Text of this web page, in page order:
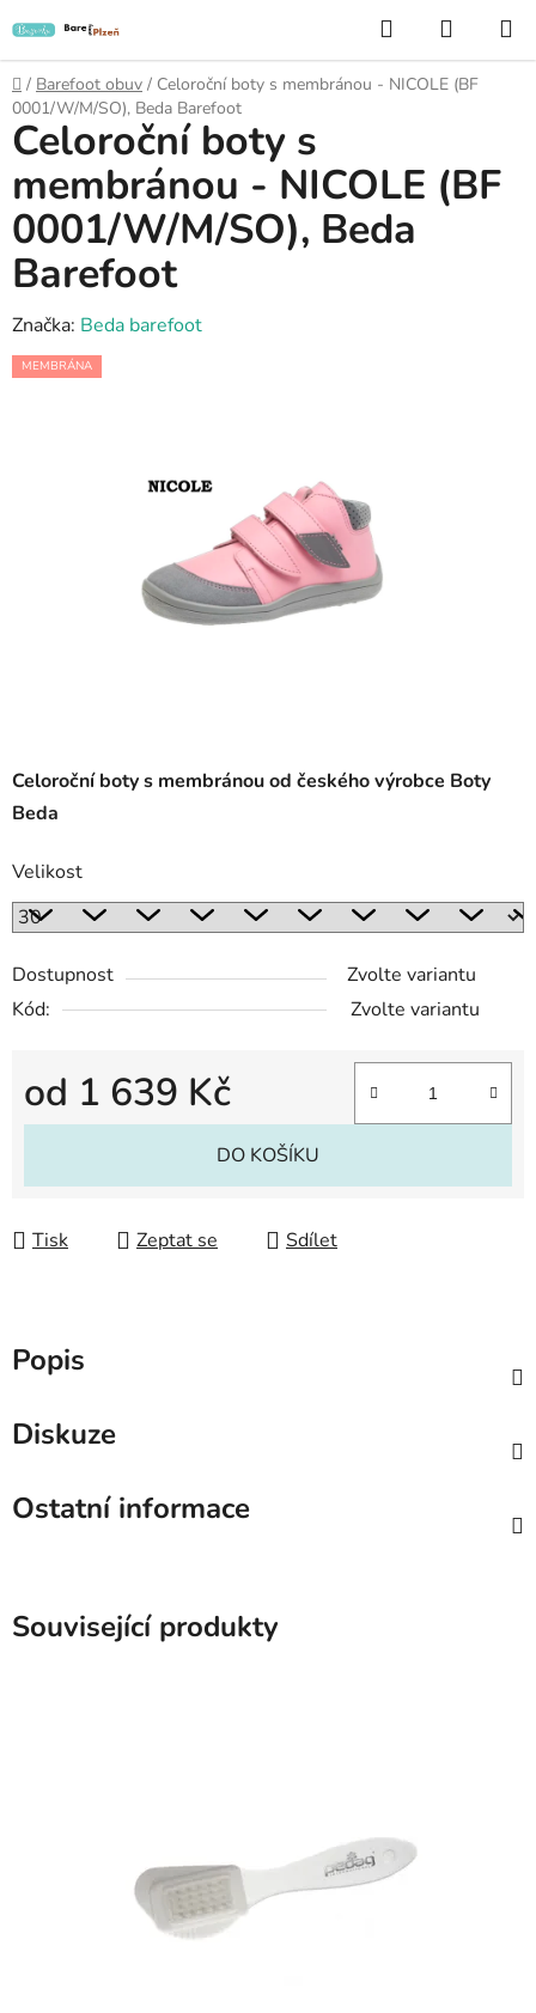
na
obsah
Hledat
KOŠÍK
Domů
/ Barefoot obuv / Celoroční boty s membránou - NICOLE (BF
0001/W/M/SO), Beda Barefoot
Celoroční boty s membránou od českého výrobce Boty
Beda
Velikost
Dostupnost
Zvolte variantu
Kód:
Zvolte variantu
od 1 639 Kč
Měrná cena:
DO KOŠÍKU
Tisk Zeptat se Sdílet
Celoroční boty s
membránou - NICOLE (BF
0001/W/M/SO), Beda
Barefoot
Značka: Beda barefoot
MEMBRÁNA
Popis
Diskuze
Ostatní informace
Související produkty